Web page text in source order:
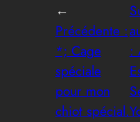
←
Précédente :
*; Cage
spéciale
pour mon
chiot spécial.
: